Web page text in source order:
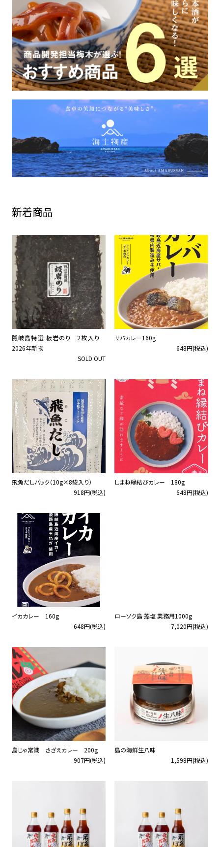
新着商品
隠岐島特選 板岩のり 2枚入り
2026年新物
SOLD OUT
サバカレー160g
648円(税込)
飛魚だしパック（10g×8袋入り）
918円(税込)
しまね縁結びカレー 180g
648円(税込)
イカカレー 160g
648円(税込)
ローソク島 藻塩 業務用1000g
7,020円(税込)
島じゃ常識 さざえカレー 200g
907円(税込)
島の海鮮生八味
1,598円(税込)